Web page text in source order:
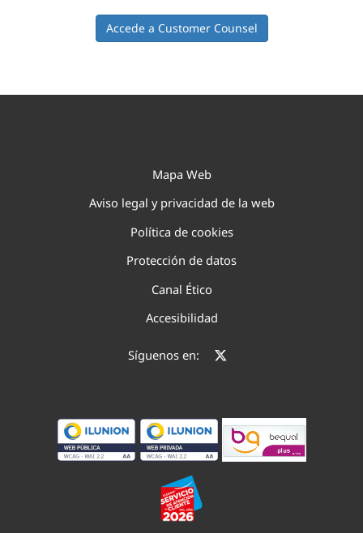
Accede a Customer Counsel
Mapa Web
Aviso legal y privacidad de la web
Política de cookies
Protección de datos
Canal Ético
Accesibilidad
Síguenos en: